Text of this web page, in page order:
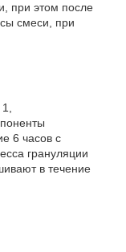
при этом после
смеси, при
6 часов с
грануляции
в течение